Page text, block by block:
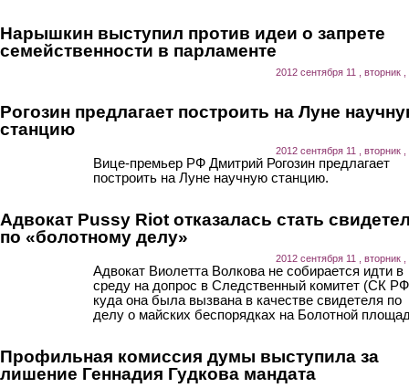
Нарышкин выступил против идеи о запрете
семейственности в парламенте
2012 сентября 11 , вторник ,
Рогозин предлагает построить на Луне
станцию
2012 сентября 11 , вторник ,
Вице-премьер РФ Дмитрий Рогозин предлагает
построить на Луне научную станцию.
Адвокат Pussy Riot отказалась стать
по «болотному делу»
2012 сентября 11 , вторник ,
Адвокат Виолетта Волкова не собирается идти в
среду на допрос в Следственный комитет (СК
куда она была вызвана в качестве свидетеля по
делу о майских беспорядках на Болотной
Профильная комиссия думы выступила за
лишение Геннадия Гудкова мандата